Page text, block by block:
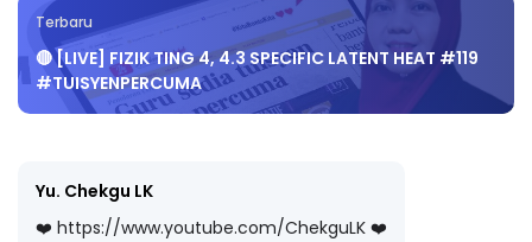
Terbaru
🔴 [LIVE] FIZIK TING 4, 4.3 SPECIFIC LATENT HEAT #119
#TUISYENPERCUMA
Yu. Chekgu LK
❤️ https://www.youtube.com/ChekguLK ❤️